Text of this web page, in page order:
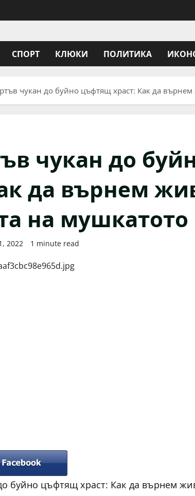
СПОРТ КЛЮКИ ПОЛИТИКА
чукан до буйно цъфтящ храст: Как да върнем
чукан до
да върнем
на мушкатото
2022 1 minute read